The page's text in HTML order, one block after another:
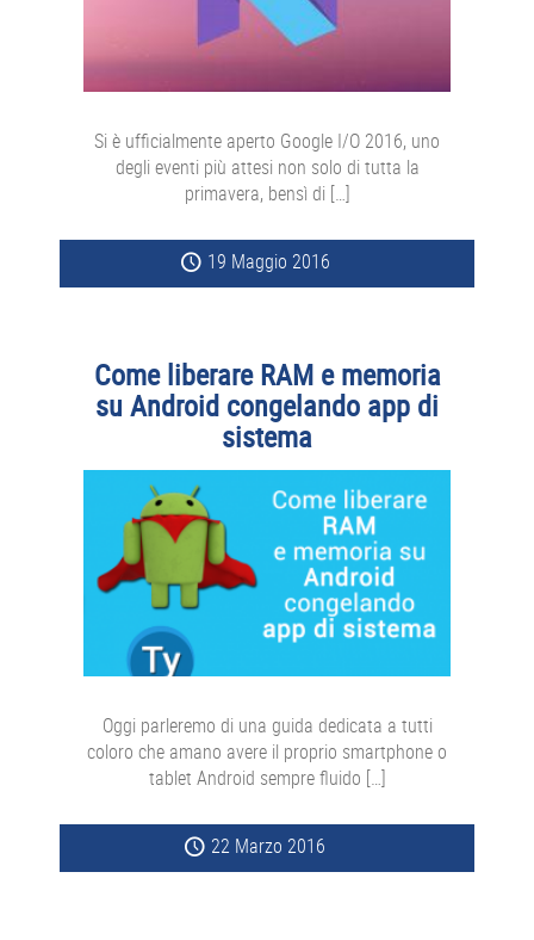
Si è ufficialmente aperto Google I/O 2016, uno
degli eventi più attesi non solo di tutta la
primavera, bensì di […]
19 Maggio 2016
Come liberare RAM e memoria
su Android congelando app di
sistema
Oggi parleremo di una guida dedicata a tutti
coloro che amano avere il proprio smartphone o
tablet Android sempre fluido […]
22 Marzo 2016